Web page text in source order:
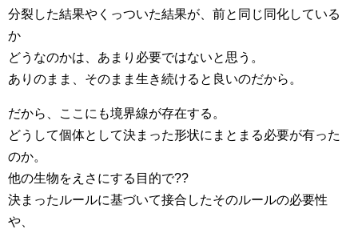
分裂した結果やくっついた結果が、前と同じ同化している
か
どうなのかは、あまり必要ではないと思う。
ありのまま、そのまま生き続けると良いのだから。
だから、ここにも境界線が存在する。
どうして個体として決まった形状にまとまる必要が有った
のか。
他の生物をえさにする目的で??
決まったルールに基づいて接合したそのルールの必要性
や、